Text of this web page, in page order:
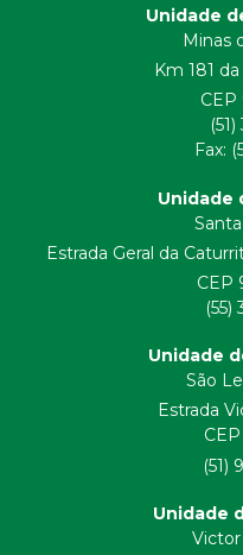
Unidade
Minas
Km 181
CEP
Fax:
Unidade
Estrada Geral da
CEP
(55)
Unidade
São
Estrada
(51)
Unidade
Victor